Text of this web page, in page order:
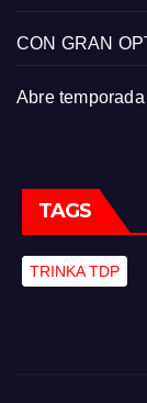
CON GRAN
Abre
TAGS
TRINKA TDP